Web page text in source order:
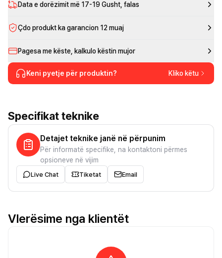
Data e dorëzimit më 17-19 Gusht , falas
Çdo produkt ka garancion 12 muaj
Pagesa me këste, kalkulo këstin mujor
Keni pyetje për produktin? Kliko këtu
Specifikat teknike
Detajet teknike janë në përpunim
Për informatë specifike, na kontaktoni përmes
opsioneve në vijim
Live Chat Tiketat Email
Vlerësime nga klientët